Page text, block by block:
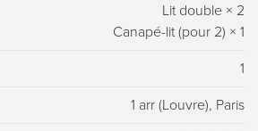
Lit double × 2
Canapé-lit (pour 2) × 1
1
1 arr (Louvre), Paris